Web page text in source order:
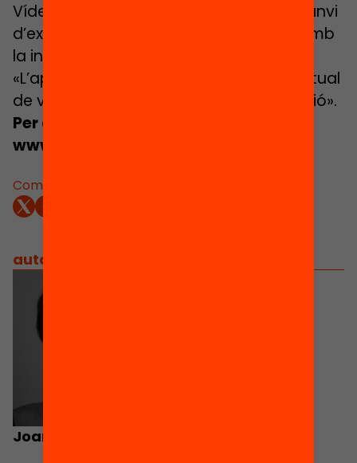
Comparteix:
Vídeo resum de la 4a Jornada d’intercanvi
d’experiències d’aprenentatge servei amb
la intervenció de Joan Subirats
«L’aprenentatge servei, una manera actual
de vincular educació, participació i acció».
Per a més informació:
www.aprenentatgeservei.cat
autors
Joan Subirats